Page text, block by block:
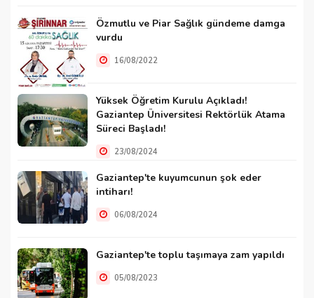
Özmutlu ve Piar Sağlık gündeme damga
vurdu
16/08/2022
Yüksek Öğretim Kurulu Açıkladı!
Gaziantep Üniversitesi Rektörlük Atama
Süreci Başladı!
23/08/2024
Gaziantep'te kuyumcunun şok eder
intiharı!
06/08/2024
Gaziantep'te toplu taşımaya zam yapıldı
05/08/2023